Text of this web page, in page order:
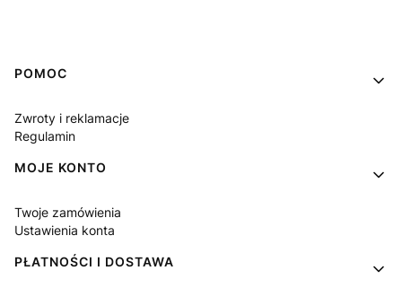
Linki w stopce
POMOC
Zwroty i reklamacje
Regulamin
MOJE KONTO
Twoje zamówienia
Ustawienia konta
PŁATNOŚCI I DOSTAWA